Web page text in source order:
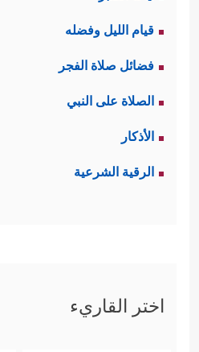
قيام الليل وفضله
فضائل صلاة الفجر
الصلاة على النبي
الأذكار
الرقية الشرعية
اختر القاريء